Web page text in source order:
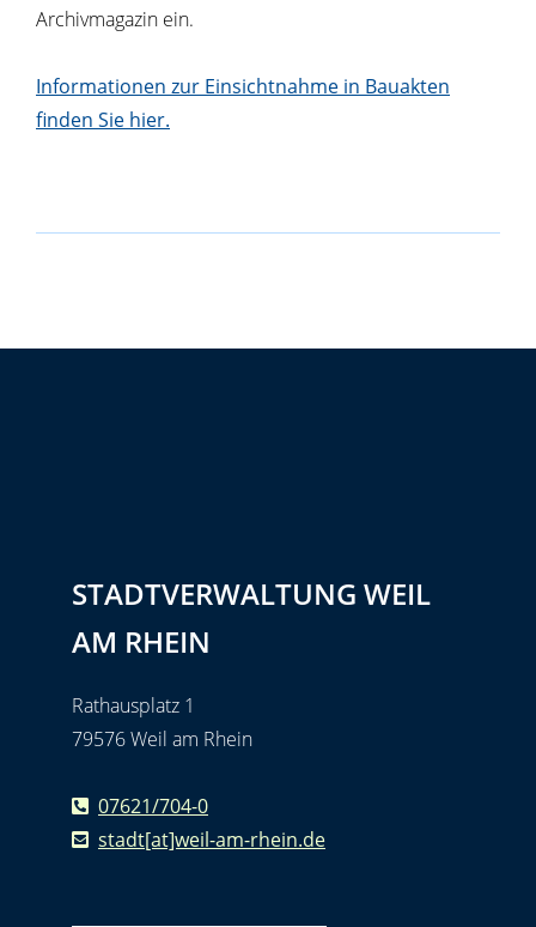
Archivmagazin ein.
Informationen zur Einsichtnahme in Bauakten
finden Sie hier.
STADTVERWALTUNG WEIL
AM RHEIN
Rathausplatz 1
79576 Weil am Rhein
07621/704-0
stadt[at]weil-am-rhein.de